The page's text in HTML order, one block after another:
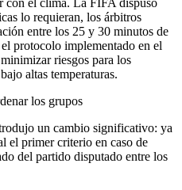
con el clima. La FIFA dispuso
lo requieran, los árbitros
entre los 25 y 30 minutos de
protocolo implementado en el
riesgos para los
altas temperaturas.
los grupos
un cambio significativo: ya
el primer criterio en caso de
del partido disputado entre los